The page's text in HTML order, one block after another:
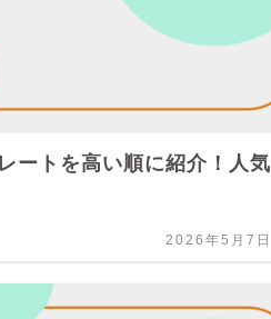
ートを高い順に紹介！人気
2026年5月7日